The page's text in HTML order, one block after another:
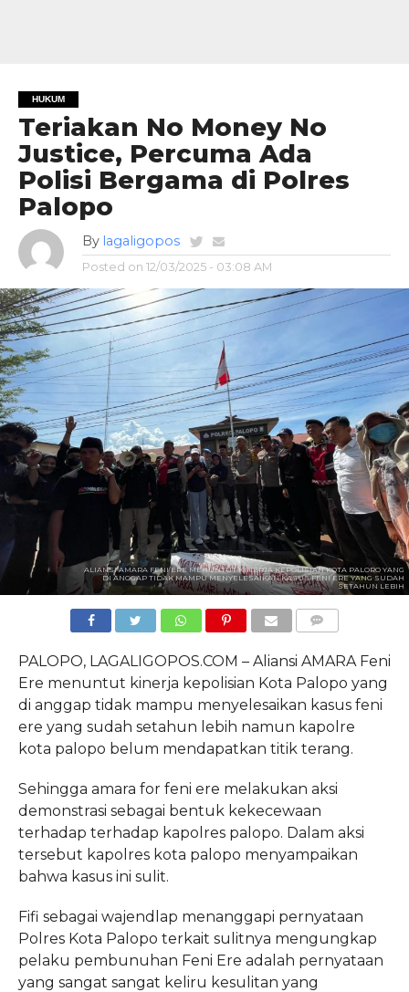
HUKUM
Teriakan No Money No
Justice, Percuma Ada
Polisi Bergama di Polres
Palopo
By lagaligopos
Posted on 12/03/2025 - 03:08 AM
ALIANSI AMARA FENI ERE MENUNTUT KINERJA KEPOLISIAN KOTA PALOPO YANG
DI ANGGAP TIDAK MAMPU MENYELESAIKAN KASUS FENI ERE YANG SUDAH
SETAHUN LEBIH
PALOPO, LAGALIGOPOS.COM – Aliansi AMARA Feni
Ere menuntut kinerja kepolisian Kota Palopo yang
di anggap tidak mampu menyelesaikan kasus feni
ere yang sudah setahun lebih namun kapolre
kota palopo belum mendapatkan titik terang.
Sehingga amara for feni ere melakukan aksi
demonstrasi sebagai bentuk kekecewaan
terhadap terhadap kapolres palopo. Dalam aksi
tersebut kapolres kota palopo menyampaikan
bahwa kasus ini sulit.
Fifi sebagai wajendlap menanggapi pernyataan
Polres Kota Palopo terkait sulitnya mengungkap
pelaku pembunuhan Feni Ere adalah pernyataan
yang sangat sangat keliru kesulitan yang